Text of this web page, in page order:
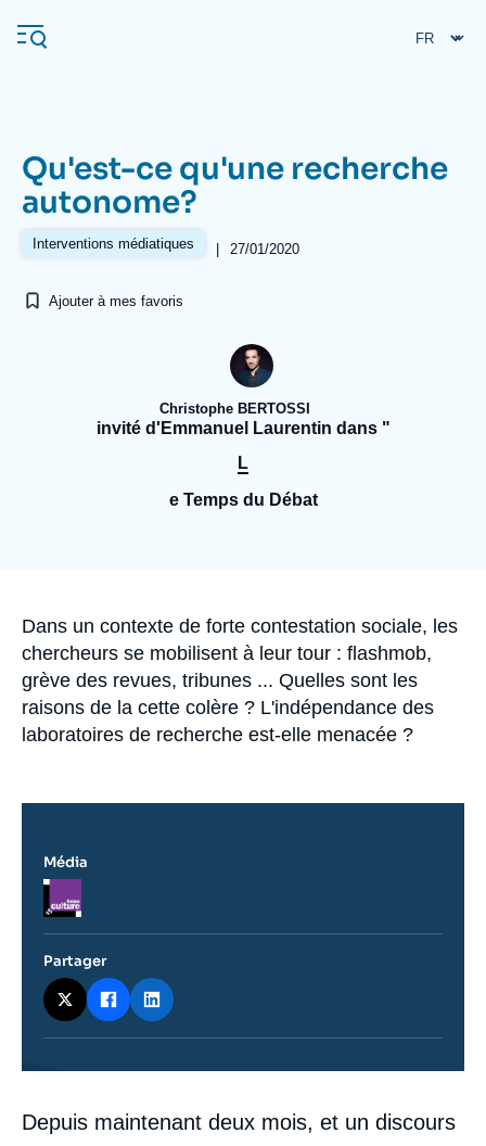
au
contenu
Navigation
principale
L'Ifri
Analyses
Se connecter
Recherches fréquentes
Proche-Orient
Qu'est-ce qu'une recherche
autonome?
Interventions médiatiques | 27/01/2020
Ajouter à mes favoris
Christophe BERTOSSI
invité d'Emmanuel Laurentin dans "
L
e Temps du Débat
Accroche
Dans un contexte de forte contestation sociale, les
chercheurs se mobilisent à leur tour : flashmob,
grève des revues, tribunes ... Quelles sont les
raisons de la cette colère ? L'indépendance des
laboratoires de recherche est-elle menacée ?
Contenu
intervention
Depuis maintenant deux mois, et un discours
Média
Logo
Partager